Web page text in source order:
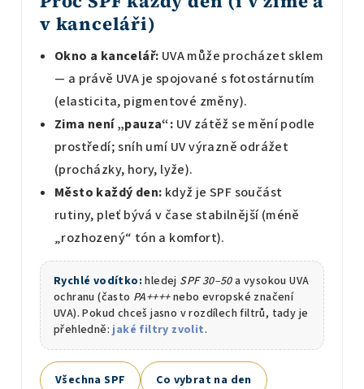
v kanceláři)
Okno a kancelář: UVA může procházet sklem
— a právě UVA je spojované s fotostárnutím
(elasticita, pigmentové změny).
Zima není „pauza“: UV zátěž se mění podle
prostředí; sníh umí UV výrazně odrážet
(procházky, hory, lyže).
Město každý den: když je SPF součást
rutiny, pleť bývá v čase stabilnější (méně
„rozhozený“ tón a komfort).
Rychlé vodítko: hledej SPF 30–50a vysokou UVA
ochranu (často PA++++nebo evropské značení
UVA). Pokud chceš jasno v rozdílech filtrů, tady je
přehledně: jaké filtry zvolit.
Všechna SPF Co vybrat na den